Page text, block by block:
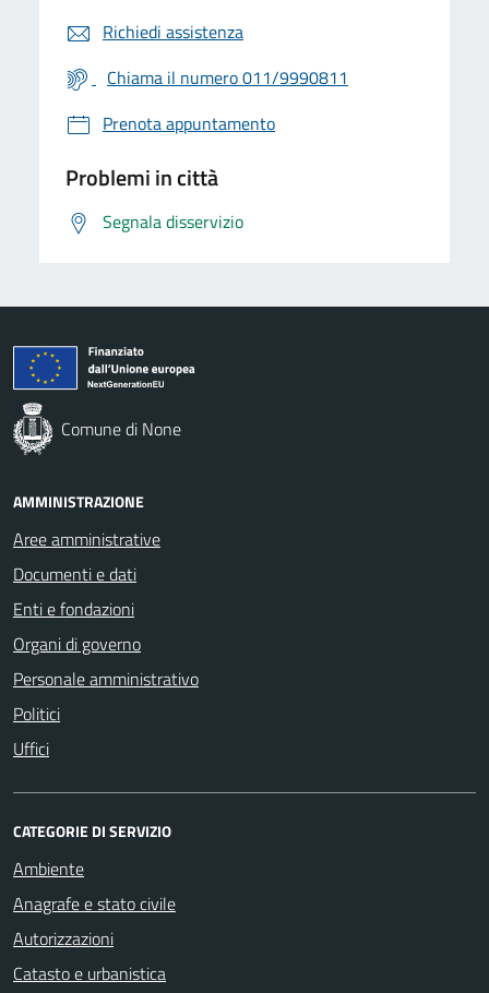
Richiedi assistenza
Chiama il numero 011/9990811
Prenota appuntamento
Problemi in città
Segnala disservizio
Comune di None
AMMINISTRAZIONE
Aree amministrative
Documenti e dati
Enti e fondazioni
Organi di governo
Personale amministrativo
Politici
Uffici
CATEGORIE DI SERVIZIO
Ambiente
Anagrafe e stato civile
Autorizzazioni
Catasto e urbanistica